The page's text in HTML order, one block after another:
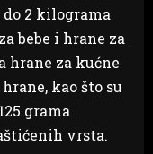
2 kilograma
bebe i hrane za
hrane za kućne
kao što su
grama
vrsta.